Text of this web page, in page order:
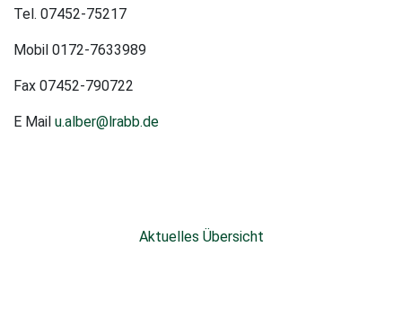
Tel. 07452-75217
Mobil 0172-7633989
Fax 07452-790722
E Mail u.alber@lrabb.de
Aktuelles Übersicht